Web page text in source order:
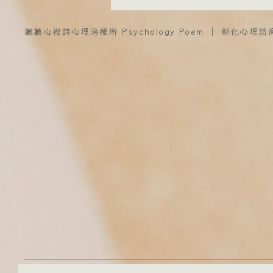
聽聽心裡詩心理治療所 Psychology Poem ｜ 彰化心理諮